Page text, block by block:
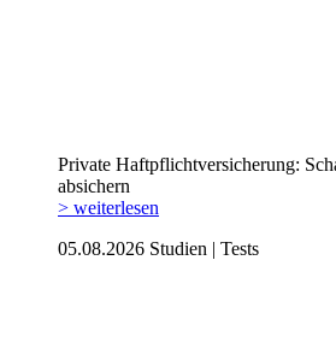
Private Haftpflicht­versicherung:
absichern
> weiterlesen
05.08.2026 Studien | Tests